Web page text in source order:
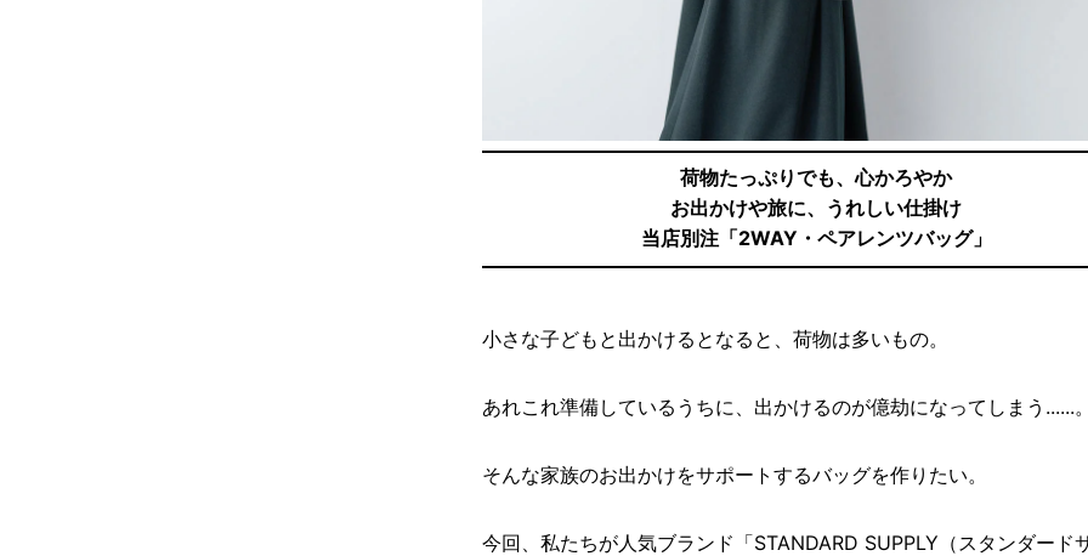
荷物たっぷりでも、心かろやか
お出かけや旅に、うれしい仕掛け
当店別注「2WAY・ペアレンツバッグ」
小さな子どもと出かけるとなると、荷物は多いもの。
あれこれ準備しているうちに、出かけるのが億劫になってしまう......
そんな家族のお出かけをサポートするバッグを作りたい。
今回、私たちが人気ブランド「STANDARD SUPPLY（スタンダード